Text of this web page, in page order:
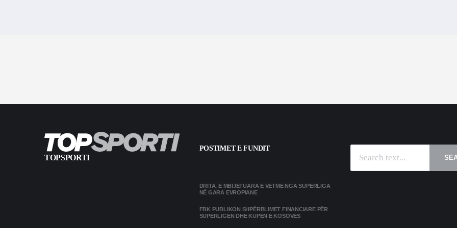
TOPSPORTI
POSTIMET E FUNDIT
DRITA, E MBIJETUARA E VETME NGA SUPERLIGA
NË GARA EVROPIANE
FBK PUBLIKON SHPËRBLIMET FINANCIARE PËR
SUPERLIGËN DHE KUPËN E KOSOVËS